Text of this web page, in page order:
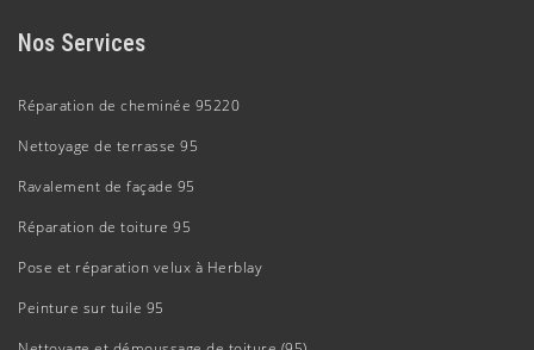
Nos Services
Réparation de cheminée 95220
Nettoyage de terrasse 95
Ravalement de façade 95
Réparation de toiture 95
Pose et réparation velux à Herblay
Peinture sur tuile 95